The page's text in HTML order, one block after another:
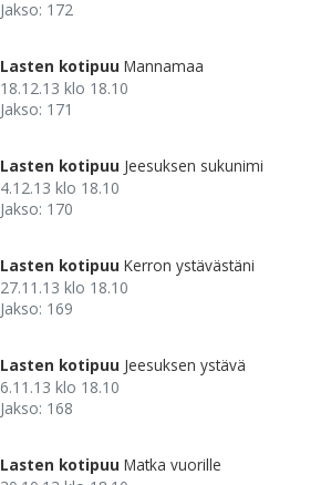
Jakso: 172
Lasten kotipuu Mannamaa
18.12.13 klo 18.10
Jakso: 171
Lasten kotipuu Jeesuksen sukunimi
4.12.13 klo 18.10
Jakso: 170
Lasten kotipuu Kerron ystävästäni
27.11.13 klo 18.10
Jakso: 169
Lasten kotipuu Jeesuksen ystävä
6.11.13 klo 18.10
Jakso: 168
Lasten kotipuu Matka vuorille